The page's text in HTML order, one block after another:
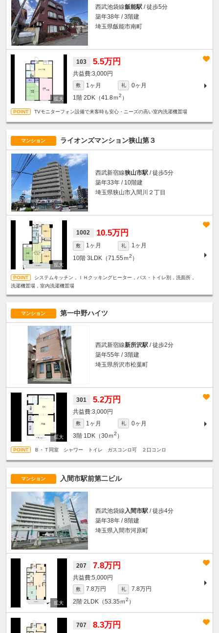
西武池袋線飯能駅 / 徒歩5分
築年38年 / 3階建
埼玉県飯能市南町
103 5.5万円
3,000円
敷 1ヶ月 礼
0ヶ月
1階 2DK（41.8ｍ2 ）
TVモニターフォン設備で来客時も安心・ニーズの高い室内洗濯機置場
マンション ライオンズマンション狭山第３
西武新宿線狭山市駅 / 徒歩5分
築年33年 / 10階建
埼玉県狭山市入間川２丁目
1002 10.5万円
敷 1ヶ月 礼
1ヶ月
10階 3LDK（71.55ｍ2 ）
システムキッチン，ＩＨクッキングヒーター，バス・トイレ別，洗面所，
洗濯機置場，室内洗濯機置場
マンション 第一中野ハイツ
西武新宿線新所沢駅 / 徒歩2分
築年55年 / 3階建
埼玉県所沢市松葉町
301 5.2万円
3,000円
敷 1ヶ月 礼
0ヶ月
3階 1DK（30ｍ2 ）
Ｂ・Ｔ同室 シャワー トイレ ガスコンロ可 ２口コンロ
マンション 入間市駅前第二ビル
西武池袋線入間市駅 / 徒歩4分
築年38年 / 8階建
埼玉県入間市河原町
207 7.8万円
5,000円
敷 7.8万円 礼
7.8万円
2階 2LDK（53.35ｍ2 ）
707 8.3万円